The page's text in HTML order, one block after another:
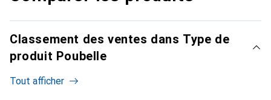
Classement des ventes dans Type de
produit Poubelle
Tout afficher